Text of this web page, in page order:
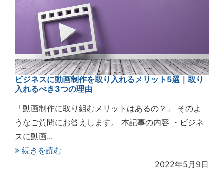
ビジネスに動画制作を取り入れるメリット5選｜取り
入れるべき3つの理由
「動画制作に取り組むメリットはあるの？」 そのよ
うなご質問にお答えします。 本記事の内容 ・ビジネ
スに動画...
続きを読む
2022年5月9日